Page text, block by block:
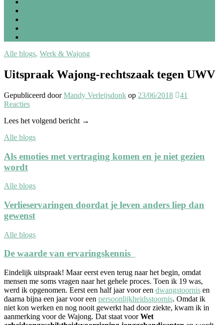
Alle blogs, Werk & Wajong
Uitspraak Wajong-rechtszaak tegen UWV
Gepubliceerd doorMandy Verleijsdonk op 23/06/2018
41
Reacties
Lees het volgend bericht →
Alle blogs
Als emoties met vertraging komen en je niet gezien
wordt
Alle blogs
Verlieservaringen doordat je leven anders liep dan
gewenst
Alle blogs
De waarde van ervaringskennis
Eindelijk uitspraak! Maar eerst even terug naar het begin, omdat
mensen me soms vragen naar het gehele proces. Toen ik 19 was,
werd ik opgenomen. Eerst een half jaar voor een dwangstoornis en
daarna bijna een jaar voor een persoonlijkheidsstoornis. Omdat ik
niet kon werken en nog nooit gewerkt had door ziekte, kwam ik in
aanmerking voor de Wajong. Dat staat voorWet